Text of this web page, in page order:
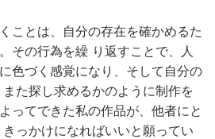
ことは、自分の存在を確かめるた
その行為を繰 り返すことで、人
色づく感覚になり、そして自分の
た探し求めるかのように制作を
ってできた私の作品が、他者にと
っかけになればいいと願ってい